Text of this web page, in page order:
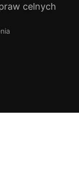
celnych